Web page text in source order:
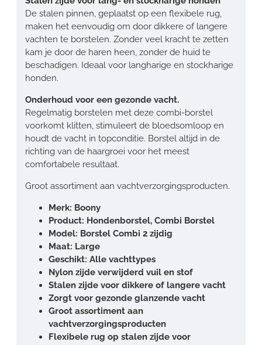
De stalen pinnen, geplaatst op een flexibele rug,
maken het eenvoudig om door dikkere of langere
vachten te borstelen. Zonder veel kracht te zetten
kam je door de haren heen, zonder de huid te
beschadigen. Ideaal voor langharige en stockharige
honden.
Onderhoud voor een gezonde vacht.
Regelmatig borstelen met deze combi-borstel
voorkomt klitten, stimuleert de bloedsomloop en
houdt de vacht in topconditie. Borstel altijd in de
richting van de haargroei voor het meest
comfortabele resultaat.
Groot assortiment aan vachtverzorgingsproducten.
Merk: Boony
Product: Hondenborstel, Combi Borstel
Model: Borstel Combi 2 zijdig
Maat: Large
Geschikt: Alle vachttypes
Nylon zijde verwijderd vuil en stof
Stalen zijde voor dikkere of langere vacht
Zorgt voor gezonde glanzende vacht
Groot assortiment aan
vachtverzorgingsproducten
Flexibele rug op stalen zijde voor